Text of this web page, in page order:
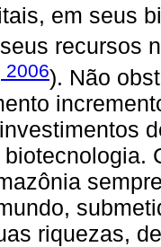
em seus
recursos
2006). Não
riquezas,